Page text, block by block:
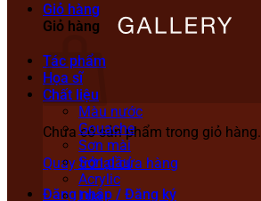
Giỏ hàng
Giỏ hàng
Chưa có sản phẩm trong giỏ hàng.
Quay trở lại cửa hàng
Đăng nhập / Đăng ký
Tác phẩm
Họa sĩ
Chất liệu
Màu nước
Gouache
Sơn mài
Sơn dầu
Acrylic
Lụa